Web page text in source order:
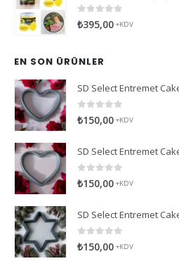
05 üzerinden
₺395,00 +KDV
EN SON ÜRÜNLER
0 5 üzerinden
₺150,00 +KDV
0
₺150,00 +KDV
0
₺150,00 +KDV